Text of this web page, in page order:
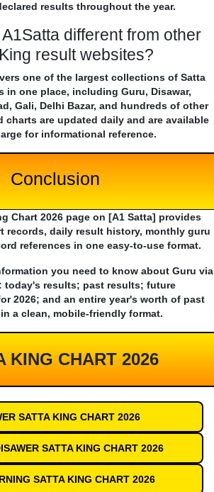
results throughout the year.
different from other
result websites?
one of the largest collections of Satta
in one place, including Guru, Disawar,
Gali, Delhi Bazar, and hundreds of other
charts are updated daily and are available
for informational reference.
Conclusion
Chart 2026 page on [A1 Satta] provides
records, daily result history, monthly guru
references in one easy-to-use format.
you need to know about Guru via
today's results; past results; future
2026; and an entire year's worth of past
a clean, mobile-friendly format.
KING CHART 2026
SATTA KING CHART 2026
SATTA KING CHART 2026
SATTA KING CHART 2026